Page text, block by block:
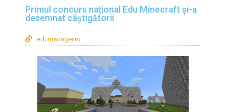
Primul concurs național Edu Minecraft și-a
desemnat câștigătorii
edumanager.ro